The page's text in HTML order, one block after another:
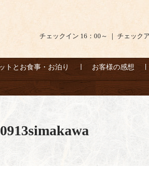
チェックイン 16：00～ ｜ チェック
トとお食事・お泊り お客様の感想